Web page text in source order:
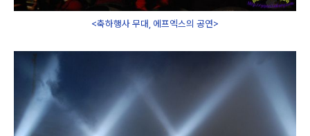
<축하행사 무대, 에프엑스의 공연>